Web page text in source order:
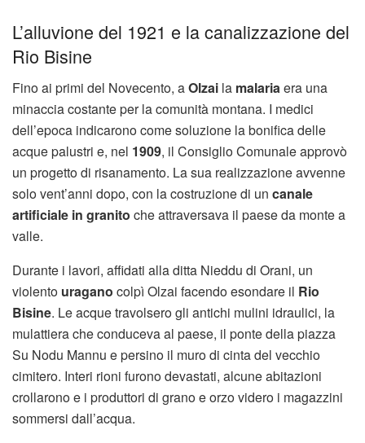
L’alluvione del 1921 e la canalizzazione del
Rio Bisine
Fino ai primi del Novecento, aOlzai la malariaera una
minaccia costante per la comunità montana. I medici
dell’epoca indicarono come soluzione la bonifica delle
acque palustri e, nel 1909, il Consiglio Comunale approvò
un progetto di risanamento. La sua realizzazione avvenne
solo vent’anni dopo, con la costruzione di un canale
artificiale in granito che attraversava il paese da monte a
valle.
Durante i lavori, affidati alla ditta Nieddu di Orani, un
violento uragano colpì Olzai facendo esondare il Rio
Bisine. Le acque travolsero gli antichi mulini idraulici, la
mulattiera che conduceva al paese, il ponte della piazza
Su Nodu Mannu e persino il muro di cinta del vecchio
cimitero. Interi rioni furono devastati, alcune abitazioni
crollarono e i produttori di grano e orzo videro i magazzini
sommersi dall’acqua.